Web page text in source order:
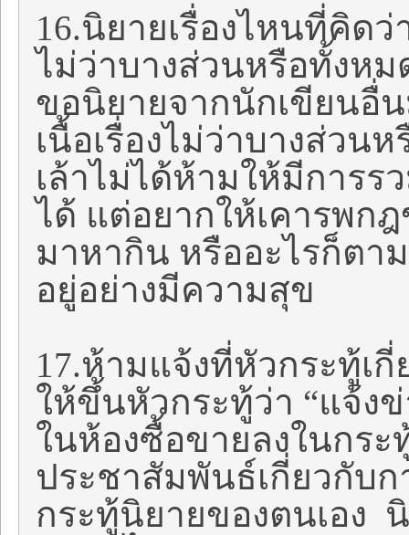
16.นิยายเรื่องไหนที่คิดว่
ไม่ว่าบางส่วนหรือทั้งห
ขอนิยายจากนักเขียนอื่
เนื้อเรื่องไม่ว่าบางส่วน
เล้าไม่ได้ห้ามให้มีการร
ได้ แต่อยากให้เคารพก
มาหากิน หรืออะไรก็ตา
อยู่อย่างมีความสุข
17.ห้ามแจ้งที่หัวกระทู้เ
ให้ขึ้นหัวกระทู้ว่า “แจ้ง
ในห้องซื้อขายลงในกร
ประชาสัมพันธ์เกี่ยวกับ
กระทู้นิยายของตนเอง